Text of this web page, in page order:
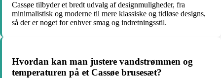
Cassøe tilbyder et bredt udvalg af designmuligheder, fra
minimalistisk og moderne til mere klassiske og tidløse designs,
så der er noget for enhver smag og indretningsstil.
Hvordan kan man justere vandstrømmen og
temperaturen på et Cassøe brusesæt?